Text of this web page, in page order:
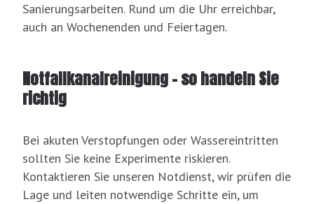
Sanierungsarbeiten. Rund um die Uhr erreichbar,
auch an Wochenenden und Feiertagen.
Notfallkanalreinigung – so handeln Sie
richtig
Bei akuten Verstopfungen oder Wassereintritten
sollten Sie keine Experimente riskieren.
Kontaktieren Sie unseren Notdienst, wir prüfen die
Lage und leiten notwendige Schritte ein, um